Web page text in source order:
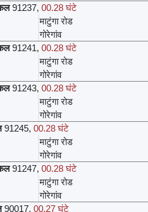
91237, 00.28 घंटे
माटुंगा रोड
गोरेगांव
91241, 00.28 घंटे
माटुंगा रोड
गोरेगांव
91243, 00.28 घंटे
माटुंगा रोड
गोरेगांव
91245, 00.28 घंटे
माटुंगा रोड
गोरेगांव
91247, 00.28 घंटे
माटुंगा रोड
गोरेगांव
90017, 00.27 घंटे